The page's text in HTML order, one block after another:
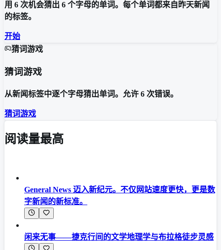
用 6 次机会猜出 6 个字母的单词。每个单词都来自昨天新闻
的标签。
开始
猜词游戏
猜词游戏
从新闻标签中逐个字母猜出单词。允许 6 次错误。
猜词游戏
阅读量最高
General News 迈入新纪元。不仅网站速度更快，更是数
字新闻的新标准。
闲来无事——捷克行间的文学地理学与布拉格徒步灵感